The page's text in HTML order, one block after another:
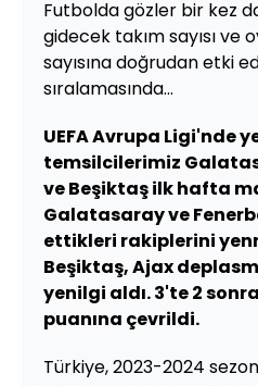
Futbolda gözler bir kez
gidecek takım sayısı ve
sayısına doğrudan etki
sıralamasında...
UEFA Avrupa Ligi'nde
temsilcilerimiz
ve Beşiktaş ilk hafta
Galatasaray ve
ettikleri rakiplerini
Beşiktaş, Ajax
yenilgi aldı. 3'te 2
puanına çevrildi.
Türkiye, 2023-2024